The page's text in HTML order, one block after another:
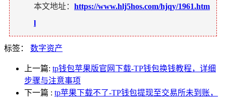
本文地址： https://www.hlj5hos.com/hjqy/1961.htm
l
标签： 数字资产
上一篇: tp钱包苹果版官网下载-TP钱包换钱教程，详细
步骤与注意事项
下一篇 : tp苹果下载不了-TP钱包提现至交易所未到账，